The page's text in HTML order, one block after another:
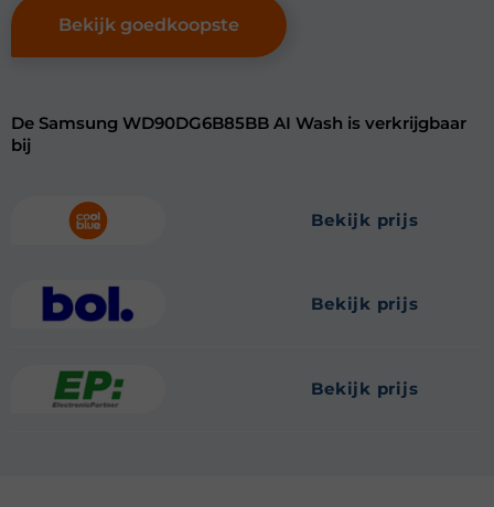
Bekijk goedkoopste
De Samsung WD90DG6B85BB AI Wash is verkrijgbaar
bij
bekijk prijs
bekijk prijs
bekijk prijs